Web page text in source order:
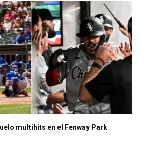
multihits en el Fenway Park